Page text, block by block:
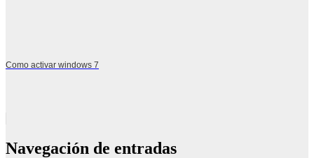
Como activar windows 7
Navegación de entradas